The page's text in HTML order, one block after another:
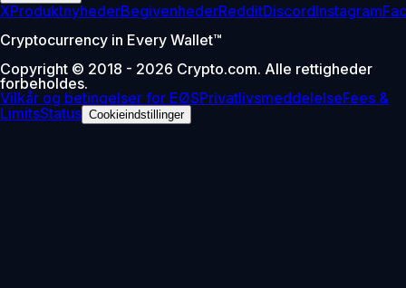
XProduktnyhederBegivenhederRedditDiscordInstagram
Cryptocurrency in Every Wallet™
Copyright © 2018 - 2026 Crypto.com. Alle rettigheder
forbeholdes.
Vilkår og betingelser for EØSPrivatlivsmeddelelseFees &
LimitsStatus Cookieindstillinger